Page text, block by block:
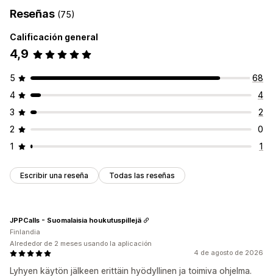
Reseñas (75)
Calificación general
4,9
5
68
4
4
3
2
2
0
1
1
Escribir una reseña Todas las reseñas
4 de agosto de 2026
Lyhyen käytön jälkeen erittäin hyödyllinen ja toimiva ohjelma.
JPPCalls - Suomalaisia houkutuspillejä
Finlandia
Alrededor de 2 meses usando la aplicación